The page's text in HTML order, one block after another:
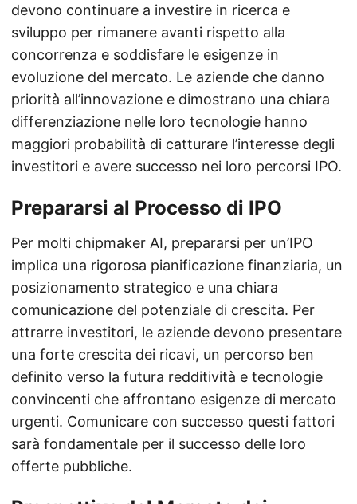
devono continuare a investire in ricerca e
sviluppo per rimanere avanti rispetto alla
concorrenza e soddisfare le esigenze in
evoluzione del mercato. Le aziende che danno
priorità all’innovazione e dimostrano una chiara
differenziazione nelle loro tecnologie hanno
maggiori probabilità di catturare l’interesse degli
investitori e avere successo nei loro percorsi IPO.
Prepararsi al Processo di IPO
Per molti chipmaker AI, prepararsi per un’IPO
implica una rigorosa pianificazione finanziaria, un
posizionamento strategico e una chiara
comunicazione del potenziale di crescita. Per
attrarre investitori, le aziende devono presentare
una forte crescita dei ricavi, un percorso ben
definito verso la futura redditività e tecnologie
convincenti che affrontano esigenze di mercato
urgenti. Comunicare con successo questi fattori
sarà fondamentale per il successo delle loro
offerte pubbliche.